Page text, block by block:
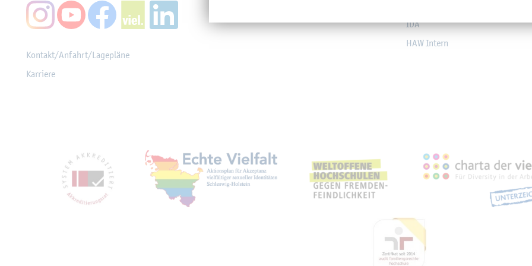
Kon­takt/An­fahrt/La­ge­plä­ne
Kar­rie­re
IDA
HAW In­tern
Mit­glied­schaf­ten, Aus­zeich­nun­gen,